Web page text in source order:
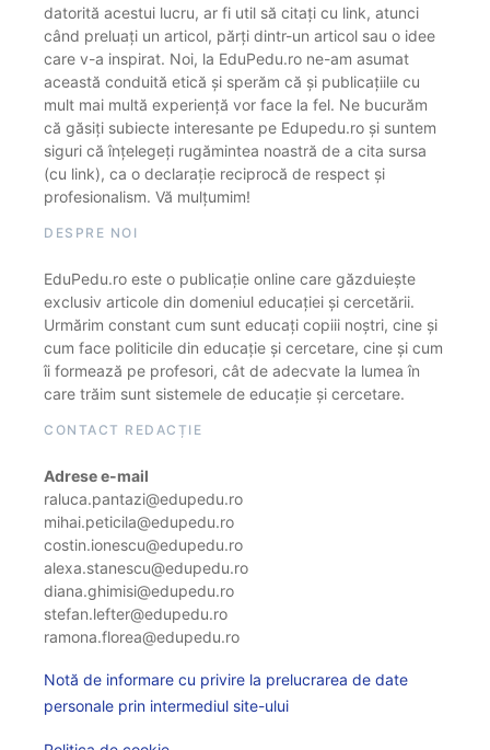
datorită acestui lucru, ar fi util să citați cu link, atunci
când preluați un articol, părți dintr-un articol sau o idee
care v-a inspirat. Noi, la EduPedu.ro ne-am asumat
această conduită etică și sperăm că și publicațiile cu
mult mai multă experiență vor face la fel. Ne bucurăm
că găsiți subiecte interesante pe Edupedu.ro și suntem
siguri că înțelegeți rugămintea noastră de a cita sursa
(cu link), ca o declarație reciprocă de respect și
profesionalism. Vă mulțumim!
DESPRE NOI
EduPedu.ro este o publicație online care găzduiește
exclusiv articole din domeniul educației și cercetării.
Urmărim constant cum sunt educați copiii noștri, cine și
cum face politicile din educație și cercetare, cine și cum
îi formează pe profesori, cât de adecvate la lumea în
care trăim sunt sistemele de educație și cercetare.
CONTACT REDACȚIE
Adrese e-mail
raluca.pantazi@edupedu.ro
mihai.peticila@edupedu.ro
costin.ionescu@edupedu.ro
alexa.stanescu@edupedu.ro
diana.ghimisi@edupedu.ro
stefan.lefter@edupedu.ro
ramona.florea@edupedu.ro
Notă de informare cu privire la prelucrarea de date
personale prin intermediul site-ului